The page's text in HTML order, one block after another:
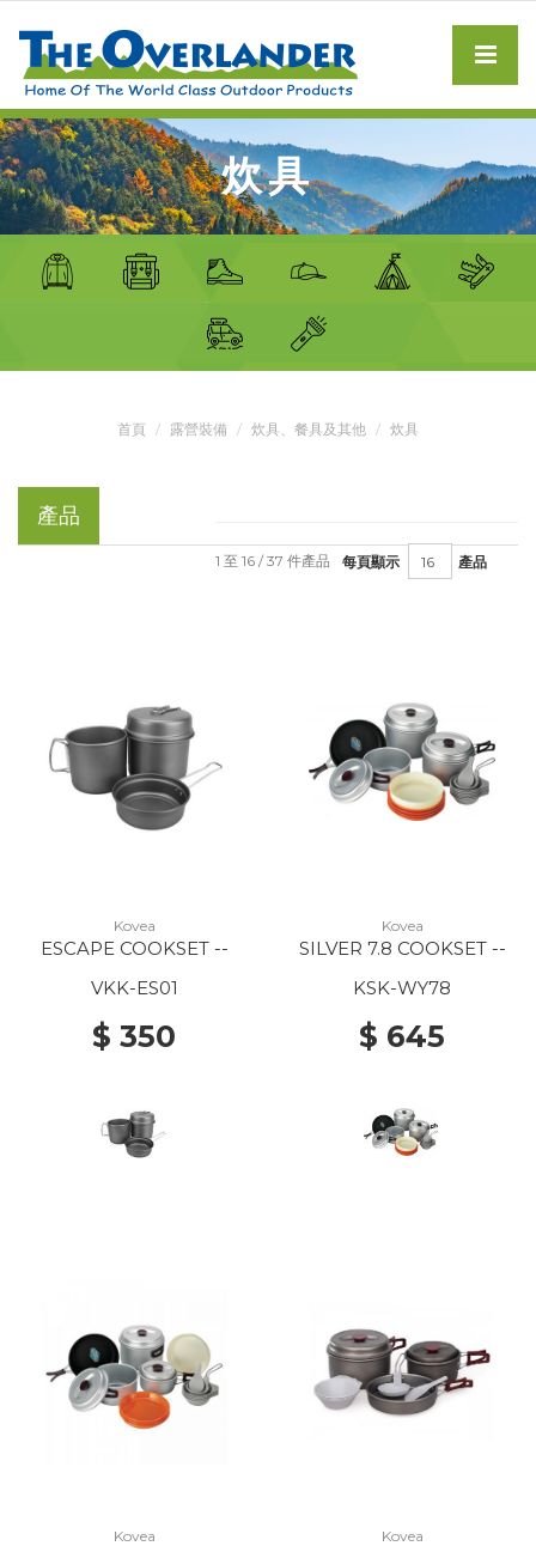
炊具
首頁 露營裝備 炊具、餐具及其他 炊具
產品
每頁顯示 產品
1 至 16 / 37 件產品
Kovea
ESCAPE COOKSET --
VKK-ES01
$ 350
Kovea
SILVER 7.8 COOKSET --
KSK-WY78
$ 645
Kovea Kovea